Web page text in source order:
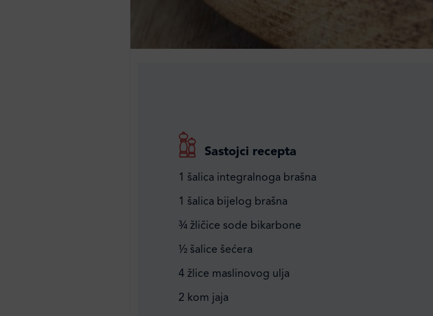
Sastojci recepta
1 šalica integralnoga brašna
1 šalica bijelog brašna
¾ žličice sode bikarbone
½ šalice šećera
4 žlice maslinovog ulja
2 kom jaja